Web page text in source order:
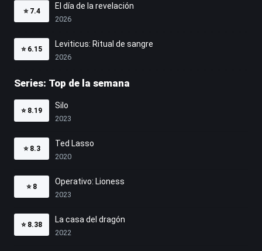
⭐ 7.4
El día de la revelación
2026
⭐ 6.15
Leviticus: Ritual de sangre
2026
Series: Top de la semana
⭐ 8.19
Silo
2023
⭐ 8.3
Ted Lasso
2020
⭐ 8
Operativo: Lioness
2023
⭐ 8.38
La casa del dragón
2022